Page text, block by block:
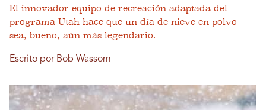
El innovador equipo de recreación adaptada del
programa Utah hace que un día de nieve en polvo
sea, bueno, aún más legendario.
Escrito por Bob Wassom